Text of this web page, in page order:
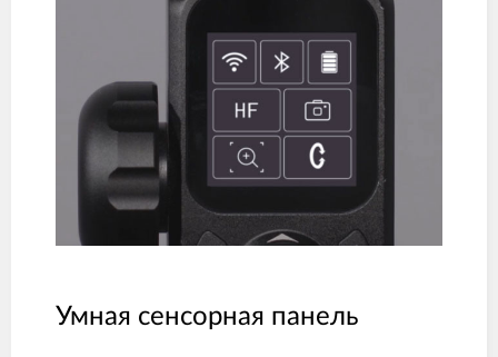
Умная сенсорная панель